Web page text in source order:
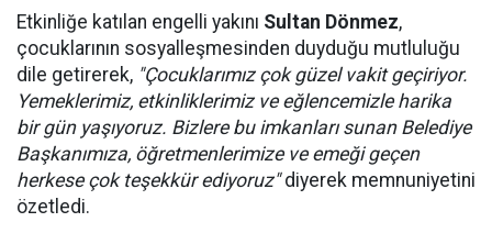
Etkinliğe katılan engelli yakını Sultan Dönmez,
çocuklarının sosyalleşmesinden duyduğu mutluluğu
dile getirerek, "Çocuklarımız çok güzel vakit geçiriyor.
Yemeklerimiz, etkinliklerimiz ve eğlencemizle harika
bir gün yaşıyoruz. Bizlere bu imkanları sunan Belediye
Başkanımıza, öğretmenlerimize ve emeği geçen
herkese çok teşekkür ediyoruz"diyerek memnuniyetini
özetledi.